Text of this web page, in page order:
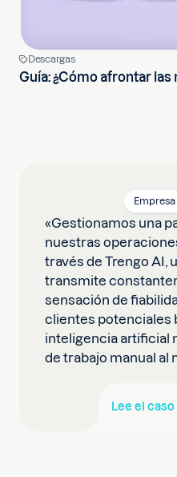
Descargas
Guía: ¿Cómo afrontar
«Gestionamos una
nuestras
través de Trengo AI,
transmite
sensación de
clientes potenciales
inteligencia artificial
de trabajo manual al
Empresa
Lee el